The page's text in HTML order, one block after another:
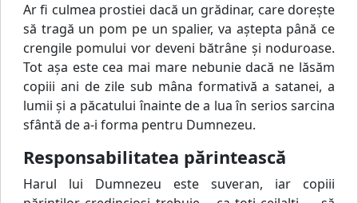
Ar fi culmea prostiei dacă un grădinar, care doreşte
să tragă un pom pe un spalier, va aştepta până ce
crengile pomului vor deveni bătrâne şi noduroase.
Tot aşa este cea mai mare nebunie dacă ne lăsăm
copiii ani de zile sub mâna formativă a satanei, a
lumii şi a păcatului înainte de a lua în serios sarcina
sfântă de a-i forma pentru Dumnezeu.
Responsabilitatea părintească
Harul lui Dumnezeu este suveran, iar copiii